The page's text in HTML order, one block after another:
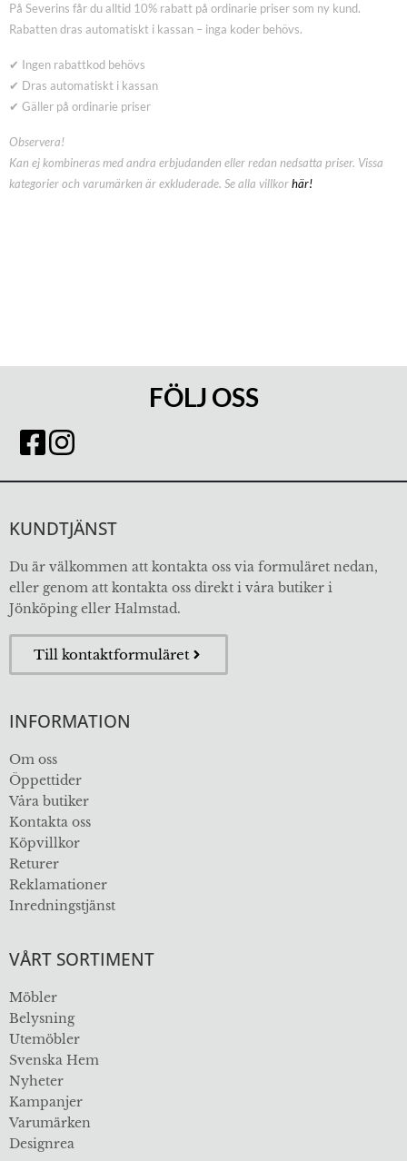
På Severins får du alltid 10% rabatt på ordinarie priser som ny kund.
Rabatten dras automatiskt i kassan – inga koder behövs.
✔ Ingen rabattkod behövs
✔ Dras automatiskt i kassan
✔ Gäller på ordinarie priser
Observera!
Kan ej kombineras med andra erbjudanden eller redan nedsatta priser. Vissa
kategorier och varumärken är exkluderade. Se alla villkorhär!
FÖLJ OSS
KUNDTJÄNST
Du är välkommen att kontakta oss via formuläret nedan,
eller genom att kontakta oss direkt i våra butiker i
Jönköping eller Halmstad.
Till kontaktformuläret
INFORMATION
Om oss
Öppettider
Våra butiker
Kontakta oss
Köpvillkor
Returer
Reklamationer
Inredningstjänst
VÅRT SORTIMENT
Möbler
Belysning
Utemöbler
Svenska Hem
Nyheter
Kampanjer
Varumärken
Designrea